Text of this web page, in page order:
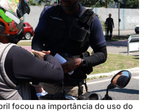
focou na importância do uso do